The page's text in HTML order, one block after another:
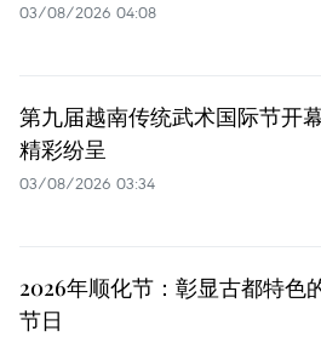
03/08/2026 04:08
第九届越南传统武术国际节开
精彩纷呈
03/08/2026 03:34
2026年顺化节：彰显古都特色
节日